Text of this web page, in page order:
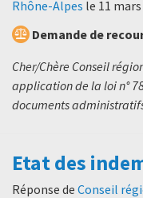
Rhône-Alpes le 11
Demande de
Cher/Chère Conseil
application de la loi n°
documents
Etat des
Réponse de Conseil